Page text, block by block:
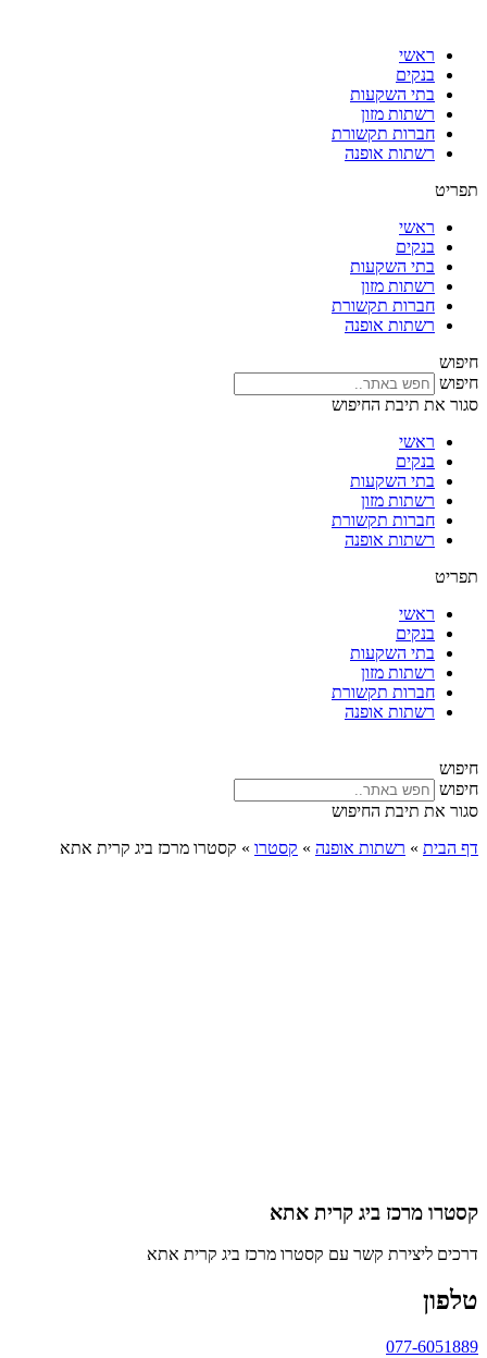
ראשי
בנקים
בתי השקעות
רשתות מזון
חברות תקשורת
רשתות אופנה
תפריט
ראשי
בנקים
בתי השקעות
רשתות מזון
חברות תקשורת
רשתות אופנה
חיפוש
חיפוש
סגור את תיבת החיפוש
ראשי
בנקים
בתי השקעות
רשתות מזון
חברות תקשורת
רשתות אופנה
תפריט
ראשי
בנקים
בתי השקעות
רשתות מזון
חברות תקשורת
רשתות אופנה
חיפוש
חיפוש
סגור את תיבת החיפוש
דף הבית » רשתות אופנה » קסטרו » קסטרו מרכז ביג קרית אתא
קסטרו מרכז ביג קרית אתא
דרכים ליצירת קשר עם קסטרו מרכז ביג קרית אתא
טלפון
077-6051889